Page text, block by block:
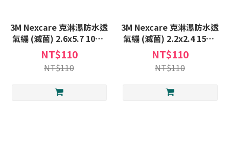
3M Nexcare 克淋濕防水透
氣繃 (滅菌) 2.6x5.7 10片/
盒 3M ok繃
NT$110
NT$110
3M Nexcare 克淋濕防水透
氣繃 (滅菌) 2.2x2.4 15片/
盒 3M ok繃
NT$110
NT$110